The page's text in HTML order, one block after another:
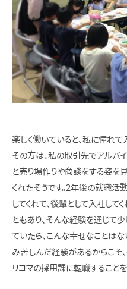
楽しく働いていると、私に憧れて
その方は、私の取引先でアルバ
と売り場作りや商談をする姿を
くれたそうです。2年後の就職
してくれて、後輩として入社して
ともあり、そんな経験を通じて
ていたら、こんな幸せなことは
み苦しんだ経験があるからこそ
リコマの採用課に転職することを